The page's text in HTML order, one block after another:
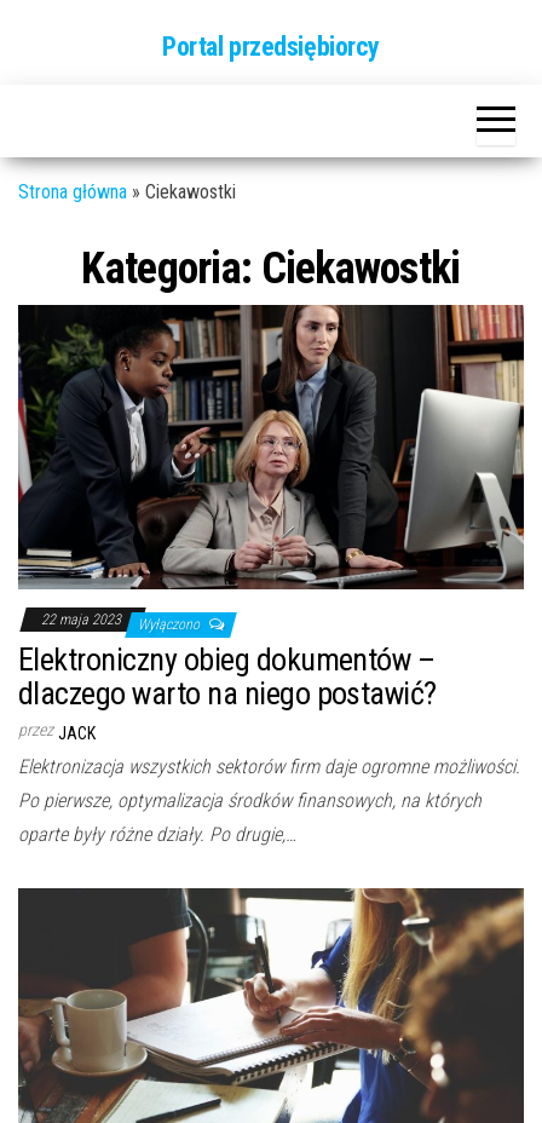
Portal przedsiębiorcy
Strona główna » Ciekawostki
Kategoria: Ciekawostki
22 maja 2023 Wyłączono
Elektroniczny obieg dokumentów –
dlaczego warto na niego postawić?
przez JACK
Elektronizacja wszystkich sektorów firm daje ogromne możliwości.
Po pierwsze, optymalizacja środków finansowych, na których
oparte były różne działy. Po drugie,…